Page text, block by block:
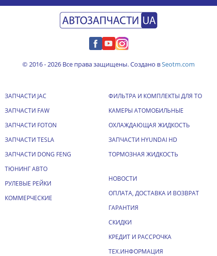
© 2016 - 2026 Все права защищены. Создано вSeotm.com
ЗАПЧАСТИ JAC
ЗАПЧАСТИ FAW
ЗАПЧАСТИ FOTON
ЗАПЧАСТИ TESLA
ЗАПЧАСТИ DONG FENG
ТЮНИНГ АВТО
РУЛЕВЫЕ РЕЙКИ
КОММЕРЧЕСКИЕ
ФИЛЬТРА И КОМПЛЕКТЫ ДЛЯ ТО
КАМЕРЫ АТОМОБИЛЬНЫЕ
ОХЛАЖДАЮЩАЯ ЖИДКОСТЬ
ЗАПЧАСТИ HYUNDAI HD
ТОРМОЗНАЯ ЖИДКОСТЬ
НОВОСТИ
ОПЛАТА, ДОСТАВКА И ВОЗВРАТ
ГАРАНТИЯ
СКИДКИ
КРЕДИТ И РАССРОЧКА
ТЕХ.ИНФОРМАЦИЯ